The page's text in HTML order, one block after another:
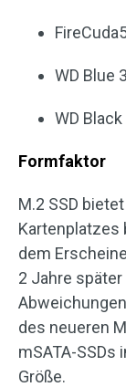
WD Blue
WD
Formfaktor
M.2 SSD
Kartenplatzes
dem
2 Jahre
des neueren
mSATA-SSDs
Größe.